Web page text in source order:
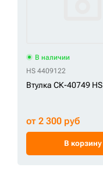
В наличии
HS 4409122
Втулка СК-40749 HS
от 2 300 руб
В корзину